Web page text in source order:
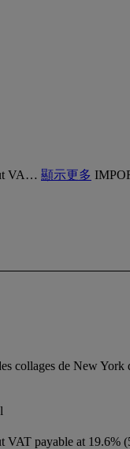
VA… 顯示更多
collages de New
payable at